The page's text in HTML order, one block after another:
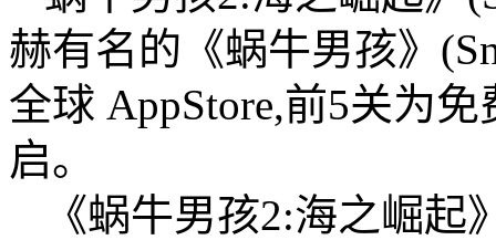
赫有名的《蜗牛男孩》
全球 AppStore,前5关为
启。
《蜗牛男孩2:海之崛